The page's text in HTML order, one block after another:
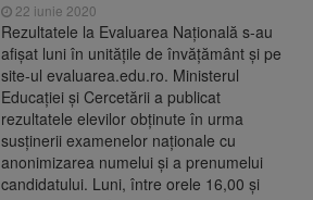
22 iunie 2020
Rezultatele la Evaluarea Naţională s-au
afişat luni în unităţile de învăţământ şi pe
site-ul evaluarea.edu.ro. Ministerul
Educaţiei şi Cercetării a publicat
rezultatele elevilor obţinute în urma
susţinerii examenelor naţionale cu
anonimizarea numelui şi a prenumelui
candidatului. Luni, între orele 16,00 şi